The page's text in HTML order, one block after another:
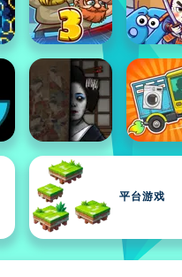
平台游戏